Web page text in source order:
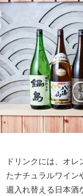
ドリンクには、オ
たナチュラルワイン
週入れ替える日本酒